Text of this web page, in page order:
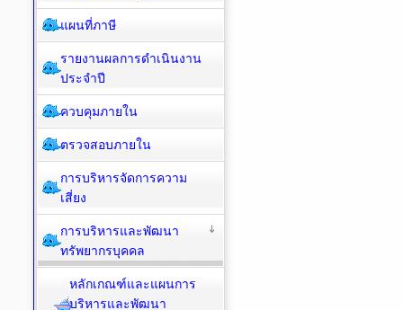
แผนที่ภาษี
รายงานผลการดำเนินงาน
ประจำปี
ควบคุมภายใน
ตรวจสอบภายใน
การบริหารจัดการความ
เสี่ยง
การบริหารและพัฒนา
ทรัพยากรบุคคล
หลักเกณฑ์และแผนการ
บริหารและพัฒนา